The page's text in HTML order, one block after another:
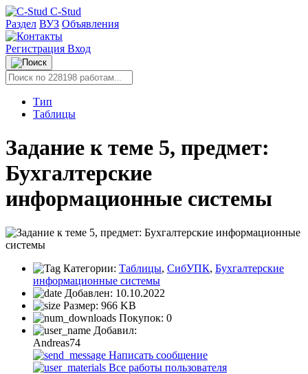
C-Stud
Раздел ВУЗ Объявления
Регистрация Вход
Тип
Таблицы
Задание к теме 5, предмет:
Бухгалтерские
информационные системы
Категории: Таблицы, СибУПК, Бухгалтерские
информационные системы
Добавлен: 10.10.2022
Размер: 966 KB
Покупок: 0
Добавил:
Andreas74
Написать сообщение
Все работы пользователя